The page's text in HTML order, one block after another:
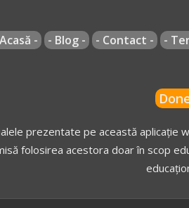
- - Blog - - Contact - -
prezentate pe această aplicație
folosirea acestora doar în scop